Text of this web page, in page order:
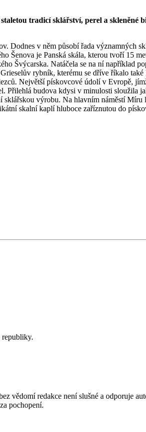
tradicí sklářství, perel a
Dodnes v něm působí řada významných
Šenova je Panská skála, kterou tvoří 15
Švýcarska. Natáčela se na ní
rybník, kterému se dříve říkalo
Největší pískovcové údolí v Evropě,
Přilehlá budova kdysi v minulosti
výrobu. Na hlavním náměstí
skalní kaplí hluboce zaříznutou do
republiky.
vědomí redakce není slušné a odporuje
pochopení.